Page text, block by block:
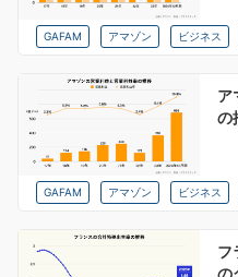
GAFAM アマゾン ビジネス
ア
の
GAFAM アマゾン ビジネス
フ
の